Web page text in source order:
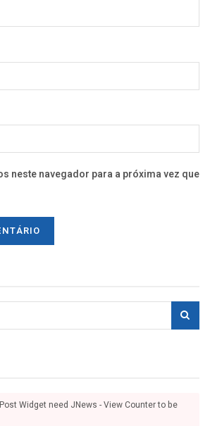
neste navegador para a próxima vez que
Widget need JNews - View Counter to be